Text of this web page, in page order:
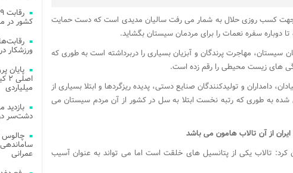
جهت کسب روزی حلال به شمار می رفت سالیان مدیدی است که دست حمایت
دوباره سفره نعمات را برای مردمان سیستان بگشاید.
مهاجرت پرندگان و آبزیان بسیاری را دربرداشته است به طوری که
های زیست محیطی را رقم زده است.
دامداران و تولیدکنندگان صنایع دستی، پدیده ریزگردها و ابتلا بسیاری از
به طوری که رتبه نخست ابتلا به سل در کشور از آن مردم سیستان می
از آن تالاب هامون می باشد
کرد: تالاب یکی از پتانسیل های خلقت است اما می تواند به عنوان آسیب
کشور در
ورزشکار
میلیاردی
دشت‌سر
چالوس
عمرانی